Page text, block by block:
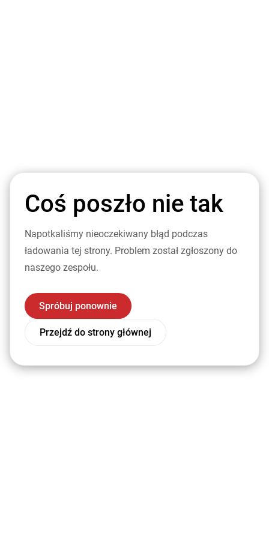
Coś poszło nie tak
Napotkaliśmy nieoczekiwany błąd podczas
ładowania tej strony. Problem został zgłoszony do
naszego zespołu.
Spróbuj ponownie
Przejdź do strony głównej